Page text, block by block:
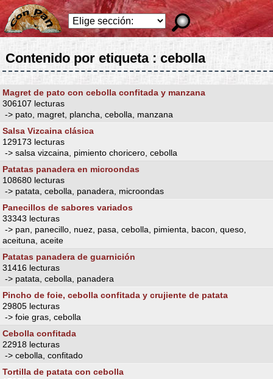
Contenido por etiqueta : cebolla
Magret de pato con cebolla confitada y manzana
306107 lecturas
-> pato, magret, plancha, cebolla, manzana
Salsa Vizcaina clásica
129173 lecturas
-> salsa vizcaina, pimiento choricero, cebolla
Patatas panadera en microondas
108680 lecturas
-> patata, cebolla, panadera, microondas
Panecillos de sabores variados
33343 lecturas
-> pan, panecillo, nuez, pasa, cebolla, pimienta, bacon, queso,
aceituna, aceite
Patatas panadera de guarnición
31416 lecturas
-> patata, cebolla, panadera
Pincho de foie, cebolla confitada y crujiente de patata
29805 lecturas
-> foie gras, cebolla
Cebolla confitada
22918 lecturas
-> cebolla, confitado
Tortilla de patata con cebolla